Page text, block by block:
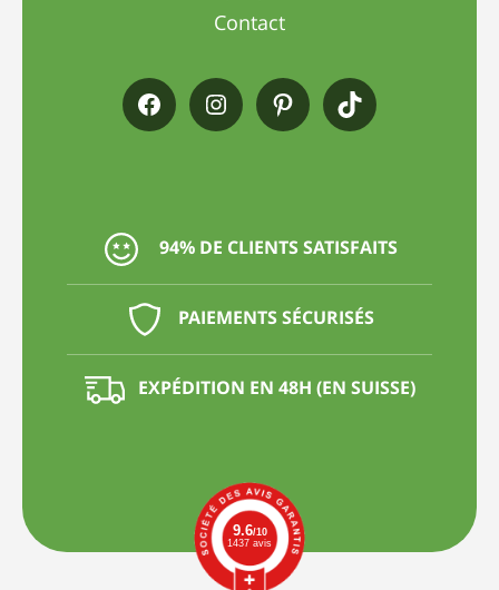
94% DE CLIENTS SATISFAITS
PAIEMENTS SÉCURISÉS
EXPÉDITION EN 48H (EN SUISSE)
Contact
9.6/10
1437 avis